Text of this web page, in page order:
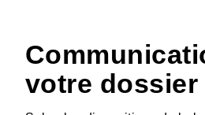
votre dossier